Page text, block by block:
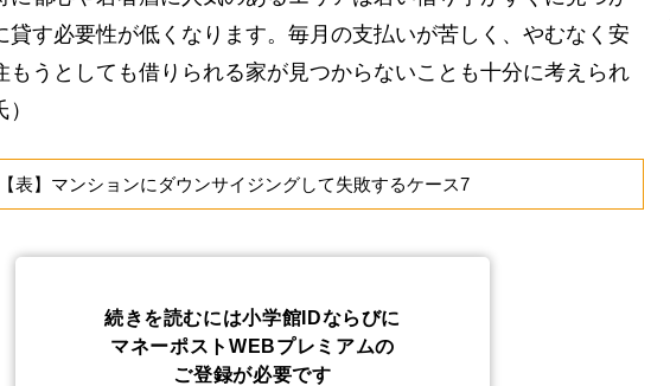
貸す必要性が低くなります。毎月の支払いが苦しく、やむなく安
もうとしても借りられる家が見つからないことも十分に考えられ
表】マンションにダウンサイジングして失敗するケース7
続きを読むには小学館IDならびに
マネーポストWEBプレミアムの
ご登録が必要です